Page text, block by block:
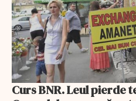
Curs BNR. Leul pierde